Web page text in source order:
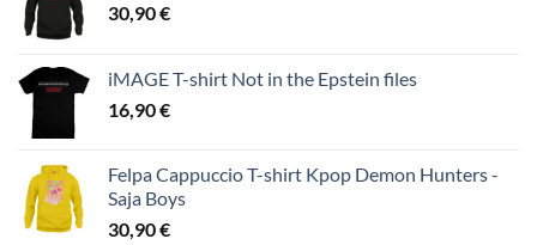
30,90€
iMAGE T-shirt Not in the Epstein files
16,90€
Felpa Cappuccio T-shirt Kpop Demon Hunters -
Saja Boys
30,90€